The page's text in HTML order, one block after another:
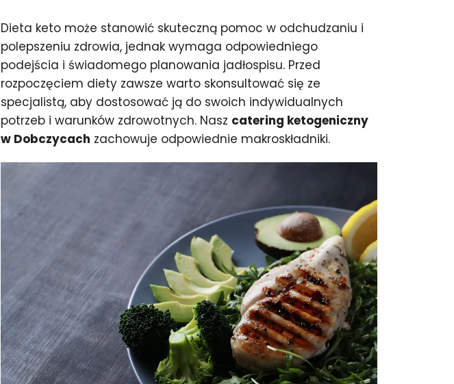
Dieta keto może stanowić skuteczną pomoc w odchudzaniu i
polepszeniu zdrowia, jednak wymaga odpowiedniego
podejścia i świadomego planowania jadłospisu. Przed
rozpoczęciem diety zawsze warto skonsultować się ze
specjalistą, aby dostosować ją do swoich indywidualnych
potrzeb i warunków zdrowotnych. Nasz catering ketogeniczny
w Dobczycach zachowuje odpowiednie makroskładniki.